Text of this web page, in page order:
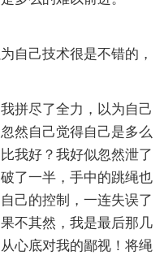
自己技术很是不错的，
拼尽了全力，以为自己
然自己觉得自己是多么
我好？我好似忽然泄了
了一半，手中的跳绳也
己的控制，一连失误了
不其然，我是最后那几
心底对我的鄙视！将绳